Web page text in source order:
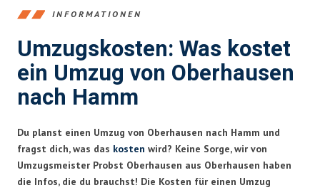
INFORMATIONEN
Umzugskosten: Was kostet
ein Umzug von Oberhausen
nach Hamm
Du planst einen Umzug von Oberhausen nach Hamm und
fragst dich, was das kosten wird? Keine Sorge, wir von
Umzugsmeister Probst Oberhausen aus Oberhausen haben
die Infos, die du brauchst! Die Kosten für einen Umzug